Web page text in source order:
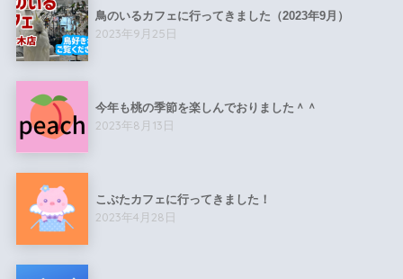
鳥のいるカフェに行ってきました（2023年9月）
2023年9月25日
今年も桃の季節を楽しんでおりました＾＾
2023年8月13日
こぶたカフェに行ってきました！
2023年4月28日